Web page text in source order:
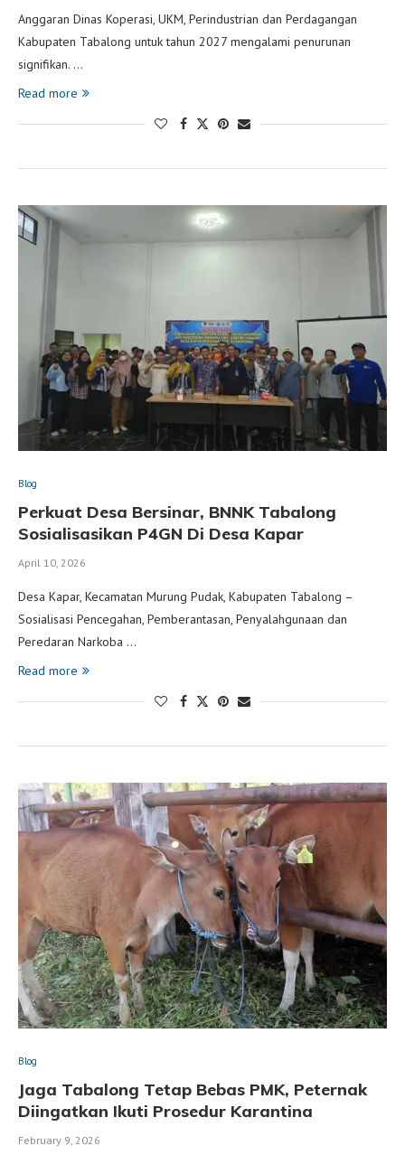
Anggaran Dinas Koperasi, UKM, Perindustrian dan Perdagangan
Kabupaten Tabalong untuk tahun 2027 mengalami penurunan
signifikan. …
Read more
Blog
Perkuat Desa Bersinar, BNNK Tabalong
Sosialisasikan P4GN Di Desa Kapar
April 10, 2026
Desa Kapar, Kecamatan Murung Pudak, Kabupaten Tabalong –
Sosialisasi Pencegahan, Pemberantasan, Penyalahgunaan dan
Peredaran Narkoba …
Read more
Blog
Jaga Tabalong Tetap Bebas PMK, Peternak
Diingatkan Ikuti Prosedur Karantina
February 9, 2026